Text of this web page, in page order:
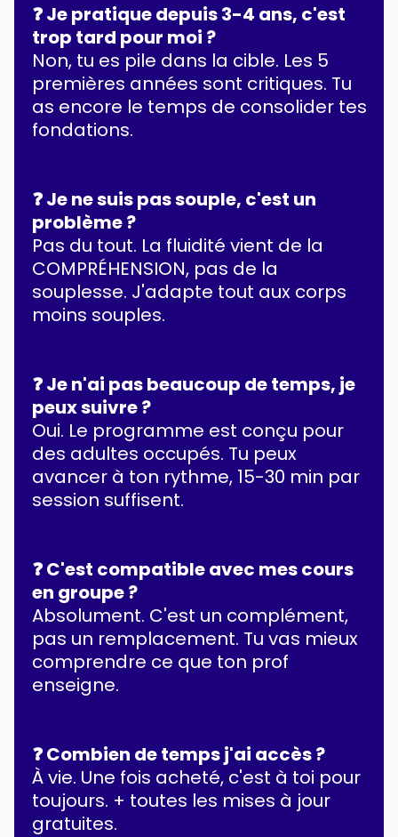
❓ Je pratique depuis 3-4 ans, c'est
trop tard pour moi ?
Non, tu es pile dans la cible. Les 5
premières années sont critiques. Tu
as encore le temps de consolider tes
fondations.
❓ Je ne suis pas souple, c'est un
problème ?
Pas du tout. La fluidité vient de la
COMPRÉHENSION, pas de la
souplesse. J'adapte tout aux corps
moins souples.
❓ Je n'ai pas beaucoup de temps, je
peux suivre ?
Oui. Le programme est conçu pour
des adultes occupés. Tu peux
avancer à ton rythme, 15-30 min par
session suffisent.
❓ C'est compatible avec mes cours
en groupe ?
Absolument. C'est un complément,
pas un remplacement. Tu vas mieux
comprendre ce que ton prof
enseigne.
❓ Combien de temps j'ai accès ?
À vie. Une fois acheté, c'est à toi pour
toujours. + toutes les mises à jour
gratuites.